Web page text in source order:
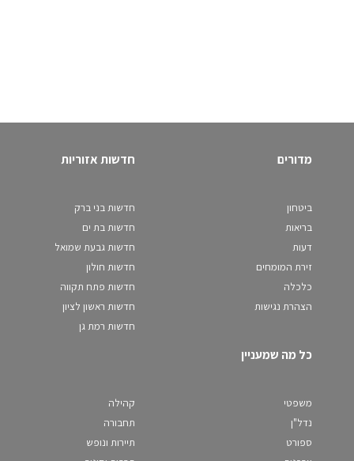
מדורים
ביטחון
בריאות
דעות
זירת המומחים
כלכלה
הצהרת נגישות
חדשות אזוריות
חדשות בני ברק
חדשות בת ים
חדשות גבעת שמואל
חדשות חולון
חדשות פתח תקווה
חדשות ראשון לציון
חדשות רמת גן
כל מה שמעניין
משפטי
נדל"ן
ספורט
קהילה
תחבורה
תיירות ונופש